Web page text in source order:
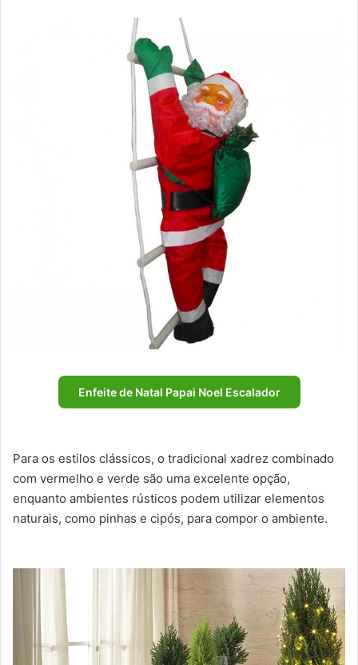
Enfeite de Natal Papai Noel Escalador
Para os estilos clássicos, o tradicional xadrez combinado
com vermelho e verde são uma excelente opção,
enquanto ambientes rústicos podem utilizar elementos
naturais, como pinhas e cipós, para compor o ambiente.